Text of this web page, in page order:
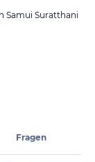
Samui Suratthani
Fragen